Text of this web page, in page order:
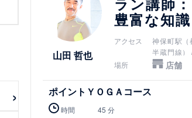
山田 哲也
豊富な知識
アクセス
神保町駅（
半蔵門線）
新御茶ノ水
場所 店舗
ポイントＹＯＧＡコース
時間 45 分